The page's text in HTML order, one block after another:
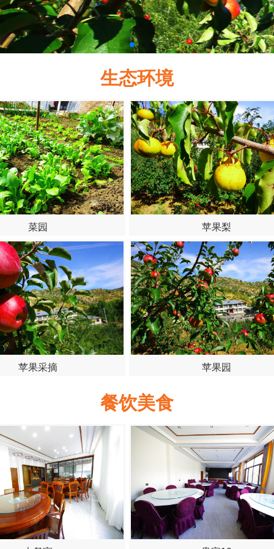
生态环境
菜园 苹果梨
苹果采摘 苹果园
餐饮美食